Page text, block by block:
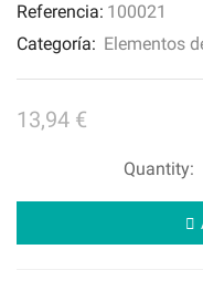
Referencia: 100021
Categoría: Elementos
13,94 €